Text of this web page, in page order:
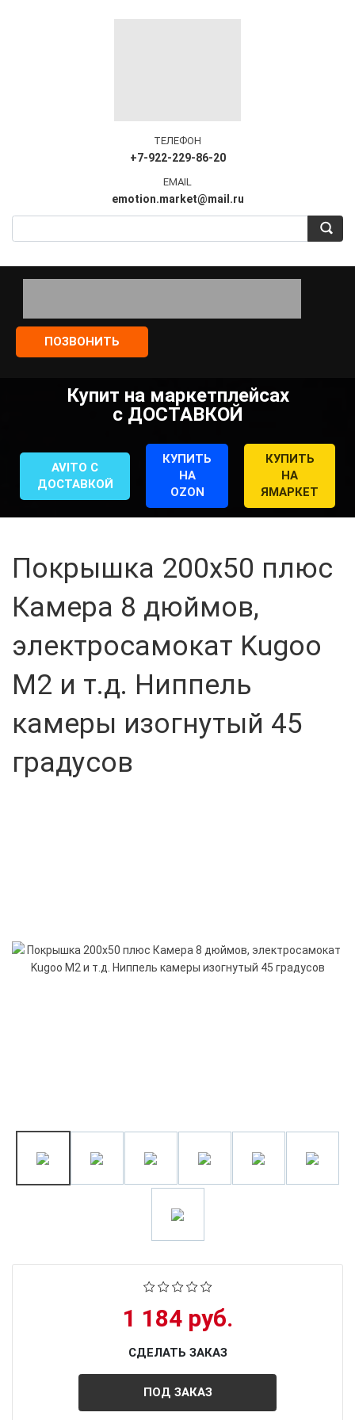
ТЕЛЕФОН
+7-922-229-86-20
EMAIL
emotion.market@mail.ru
ПОЗВОНИТЬ
Купит на маркетплейсах
с ДОСТАВКОЙ
AVITO С
ДОСТАВКОЙ
КУПИТЬ
НА
OZON
КУПИТЬ
НА
ЯМАРКЕТ
Покрышка 200x50 плюс
Камера 8 дюймов,
электросамокат Kugoo
M2 и т.д. Ниппель
камеры изогнутый 45
градусов
1 184 руб.
СДЕЛАТЬ ЗАКАЗ
ПОД ЗАКАЗ